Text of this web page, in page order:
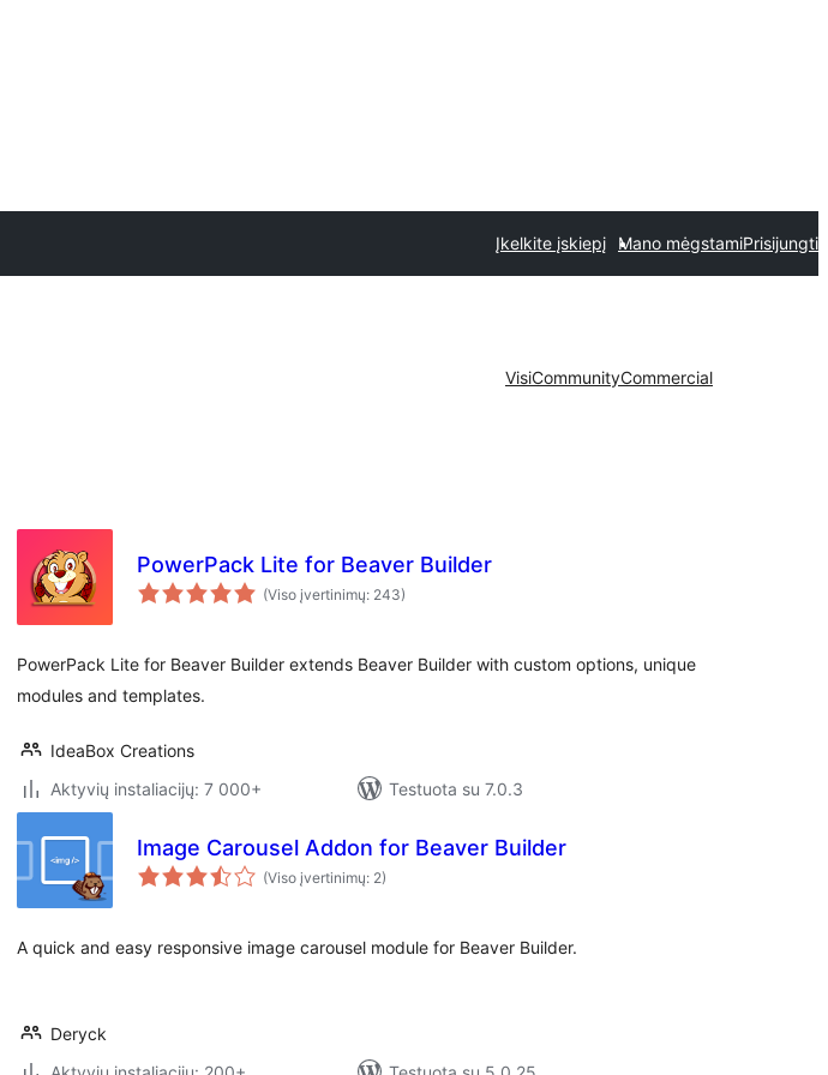
Įkelkite įskiepį Mano mėgstamiPrisijungti
VisiCommunityCommercial
PowerPack Lite for Beaver Builder
(Viso įvertinimų: 243)
PowerPack Lite for Beaver Builder extends Beaver Builder with custom options, unique
modules and templates.
IdeaBox Creations
Aktyvių instaliacijų: 7 000+
Testuota su 7.0.3
Image Carousel Addon for Beaver Builder
(Viso įvertinimų: 2)
A quick and easy responsive image carousel module for Beaver Builder.
Deryck